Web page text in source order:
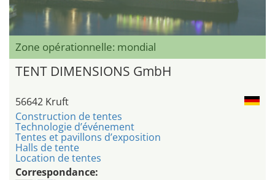
Zone opérationnelle: mondial
TENT DIMENSIONS GmbH
56642 Kruft
Construction de tentes
Technologie d’événement
Tentes et pavillons d’exposition
Halls de tente
Location de tentes
Correspondance: